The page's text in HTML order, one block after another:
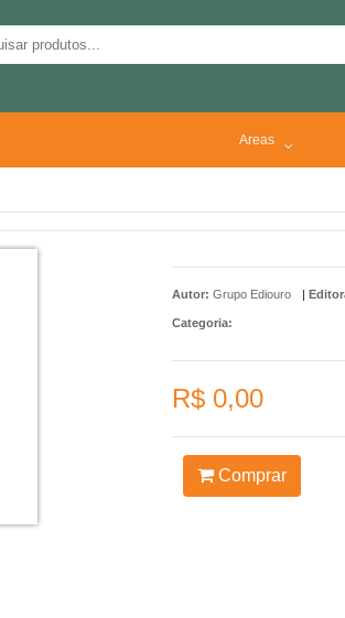
Areas
Autor: Grupo Ediouro |
Categoria:
R$ 0,00
Comprar